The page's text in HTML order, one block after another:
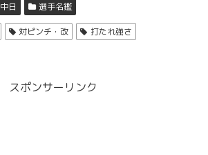
中日 選手名鑑
対ピンチ・改
打たれ強さ
スポンサーリンク